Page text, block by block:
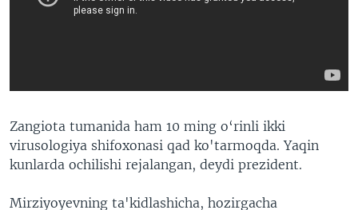
Zangiota tumanida ham 10 ming o‘rinli ikki
virusologiya shifoxonasi qad ko'tarmoqda. Yaqin
kunlarda ochilishi rejalangan, deydi prezident.
Mirziyoyevning ta'kidlashicha, hozirgacha